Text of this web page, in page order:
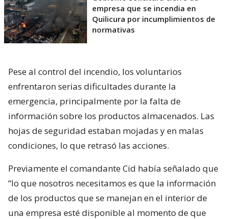
empresa que se incendia en
Quilicura por incumplimientos de
normativas
Pese al control del incendio, los voluntarios
enfrentaron serias dificultades durante la
emergencia, principalmente por la falta de
información sobre los productos almacenados. Las
hojas de seguridad estaban mojadas y en malas
condiciones, lo que retrasó las acciones.
Previamente el comandante Cid había señalado que
“lo que nosotros necesitamos es que la información
de los productos que se manejan en el interior de
una empresa esté disponible al momento de que